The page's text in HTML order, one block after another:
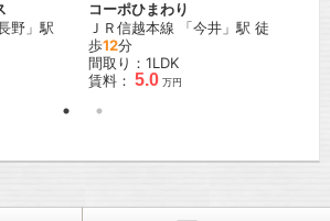
野 」駅
コーポひまわり
ＪＲ信越本線 「今井 」駅 徒
歩12分
間取り：1LDK
賃料： 5.0 万円